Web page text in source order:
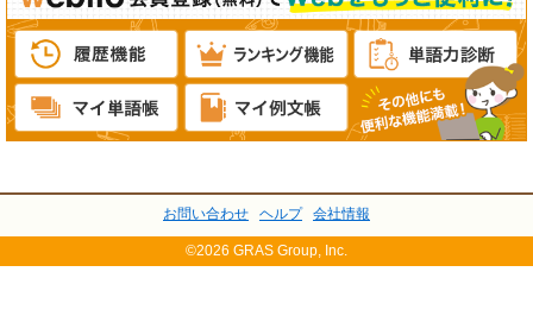
お問い合わせ ヘルプ 会社情報
©2026 GRAS Group, Inc.